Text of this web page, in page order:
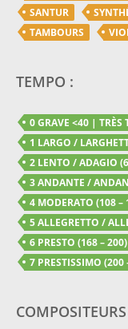
SANTUR
TAMBOURS
TEMPO :
0 GRAVE <40 | TRÈS
1 LARGO /
2 LENTO / ADAGIO
3 ANDANTE /
4 MODERATO (108 –
5 ALLEGRETTO /
6 PRESTO (168 –
7 PRESTISSIMO
COMPOSITEURS